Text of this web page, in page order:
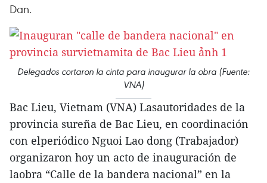
Dan.
Delegados cortaron la cinta para inaugurar la obra (Fuente:
VNA)
Bac Lieu, Vietnam (VNA) Lasautoridades de la
provincia sureña de Bac Lieu, en coordinación
con elperiódico Nguoi Lao dong (Trabajador)
organizaron hoy un acto de inauguración de
laobra “Calle de la bandera nacional” en la